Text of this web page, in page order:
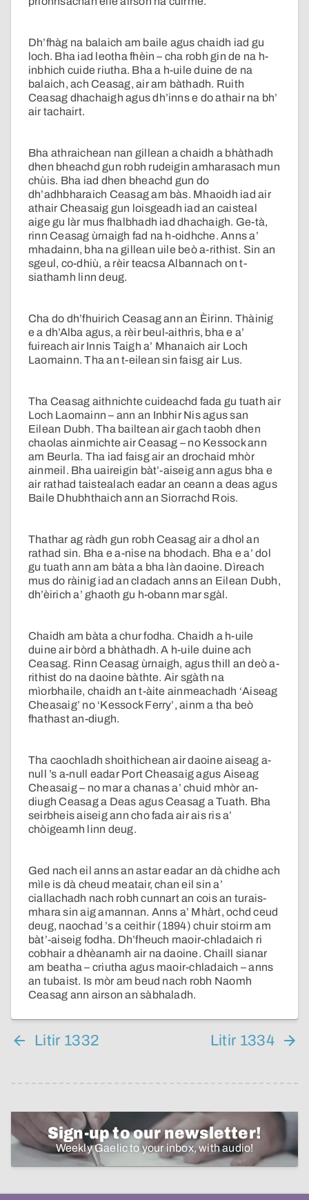
Dh’fhàg na balaich am baile agus chaidh iad gu
loch. Bha iad leotha fhèin – cha robh gin de na h-
inbhich cuide riutha. Bha a h-uile duine de na
balaich, ach Ceasag, air am bàthadh. Ruith
Ceasag dhachaigh agus dh’inns e do athair na bh’
air tachairt.
Bha athraichean nan gillean a chaidh a bhàthadh
dhen bheachd gun robh rudeigin amharasach mun
chùis. Bha iad dhen bheachd gun do
dh’adhbharaich Ceasag am bàs. Mhaoidh iad air
athair Cheasaig gun loisgeadh iad an caisteal
aige gu làr mus fhalbhadh iad dhachaigh. Ge-tà,
rinn Ceasag ùrnaigh fad na h-oidhche. Anns a’
mhadainn, bha na gillean uile beò a-rithist. Sin an
sgeul, co-dhiù, a rèir teacsa Albannach on t-
siathamh linn deug.
Cha do dh’fhuirich Ceasag ann an Èirinn. Thàinig
e a dh’Alba agus, a rèir beul-aithris, bha e a’
fuireach air Innis Taigh a’ Mhanaich air Loch
Laomainn. Tha an t-eilean sin faisg air Lus.
Tha Ceasag aithnichte cuideachd fada gu tuath air
Loch Laomainn – ann an Inbhir Nis agus san
Eilean Dubh. Tha bailtean air gach taobh dhen
chaolas ainmichte air Ceasag – no Kessock ann
am Beurla. Tha iad faisg air an drochaid mhòr
ainmeil. Bha uaireigin bàt’-aiseig ann agus bha e
air rathad taistealach eadar an ceann a deas agus
Baile Dhubhthaich ann an Siorrachd Rois.
Thathar ag ràdh gun robh Ceasag air a dhol an
rathad sin. Bha e a-nise na bhodach. Bha e a’ dol
gu tuath ann am bàta a bha làn daoine. Dìreach
mus do ràinig iad an cladach anns an Eilean Dubh,
dh’èirich a’ ghaoth gu h-obann mar sgàl.
Chaidh am bàta a chur fodha. Chaidh a h-uile
duine air bòrd a bhàthadh. A h-uile duine ach
Ceasag. Rinn Ceasag ùrnaigh, agus thill an deò a-
rithist do na daoine bàthte. Air sgàth na
mìorbhaile, chaidh an t-àite ainmeachadh ‘Aiseag
Cheasaig’ no ‘Kessock Ferry’, ainm a tha beò
fhathast an-diugh.
Tha caochladh shoithichean air daoine aiseag a-
null ’s a-null eadar Port Cheasaig agus Aiseag
Cheasaig – no mar a chanas a’ chuid mhòr an-
diugh Ceasag a Deas agus Ceasag a Tuath. Bha
seirbheis aiseig ann cho fada air ais ris a’
chòigeamh linn deug.
Ged nach eil anns an astar eadar an dà chidhe ach
mìle is dà cheud meatair, chan eil sin a’
ciallachadh nach robh cunnart an cois an turais-
mhara sin aig amannan. Anns a’ Mhàrt, ochd ceud
deug, naochad ’s a ceithir (1894) chuir stoirm am
bàt’-aiseig fodha. Dh’fheuch maoir-chladaich ri
cobhair a dhèanamh air na daoine. Chaill sianar
am beatha – criutha agus maoir-chladaich – anns
an tubaist. Is mòr am beud nach robh Naomh
Ceasag ann airson an sàbhaladh.
Litir 1332 Litir 1334
Sign-up to our newsletter!
Weekly Gaelic to your inbox, with audio!